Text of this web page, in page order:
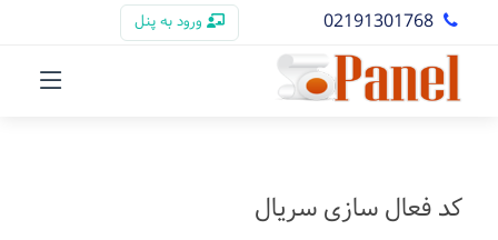
02191301768 ورود به پنل
کد فعال سازی سریال